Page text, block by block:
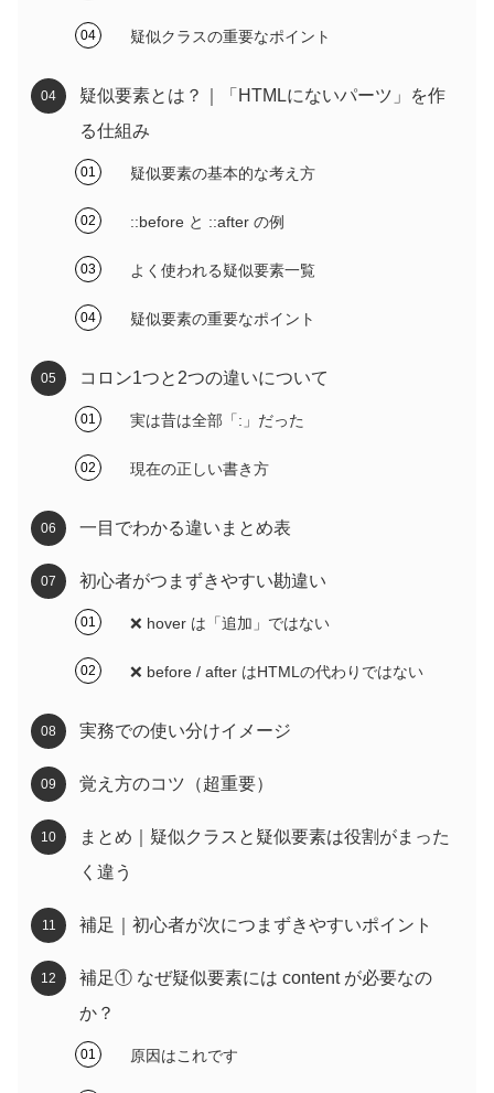
疑似クラスの重要なポイント
疑似要素とは？｜「HTMLにないパーツ」を作
る仕組み
疑似要素の基本的な考え方
::before と ::after の例
よく使われる疑似要素一覧
疑似要素の重要なポイント
コロン1つと2つの違いについて
実は昔は全部「:」だった
現在の正しい書き方
一目でわかる違いまとめ表
初心者がつまずきやすい勘違い
❌ hover は「追加」ではない
❌ before / after はHTMLの代わりではない
実務での使い分けイメージ
覚え方のコツ（超重要）
まとめ｜疑似クラスと疑似要素は役割がまった
く違う
補足｜初心者が次につまずきやすいポイント
補足① なぜ疑似要素には content が必要なの
か？
原因はこれです